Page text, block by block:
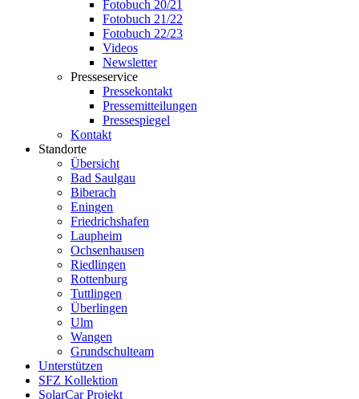
Fotobuch 20/21
Fotobuch 21/22
Fotobuch 22/23
Videos
Newsletter
Presseservice
Pressekontakt
Pressemitteilungen
Pressespiegel
Kontakt
Standorte
Übersicht
Bad Saulgau
Biberach
Eningen
Friedrichshafen
Laupheim
Ochsenhausen
Riedlingen
Rottenburg
Tuttlingen
Überlingen
Ulm
Wangen
Grundschulteam
Unterstützen
SFZ Kollektion
SolarCar Projekt